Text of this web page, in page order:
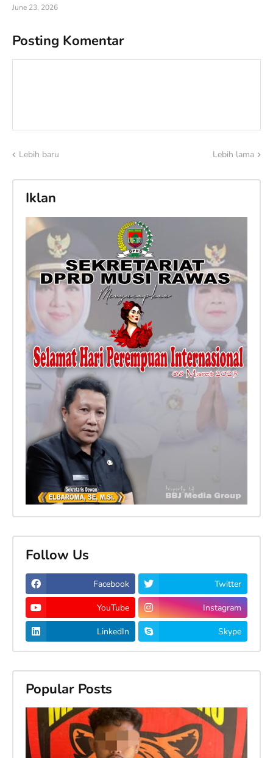
June 23, 2026
Posting Komentar
Lebih baru Lebih lama
Iklan
Follow Us
Facebook Twitter
YouTube Instagram
LinkedIn Skype
Popular Posts